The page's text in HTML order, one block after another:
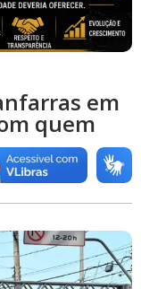
em
quem